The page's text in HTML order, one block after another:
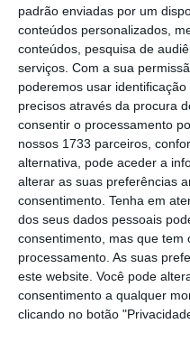
padrão enviadas por um
conteúdos personalizados,
conteúdos, pesquisa de
serviços. Com a sua
poderemos usar
precisos através da procura
consentir o processamento
nossos 1733 parceiros,
alternativa, pode aceder a
alterar as suas preferências
consentimento. Tenha em
dos seus dados pessoais
consentimento, mas que tem
processamento. As suas
este website. Você pode
consentimento a qualquer
clicando no botão
remendos implicam
ninguém parece estar
país mais adorado
Mas isso nem será o
dar tudo a todos ou,
todos, representa um
sociais que se querem
focadas no que é
concentrar recursos
necessita.
Claro que a aplicação